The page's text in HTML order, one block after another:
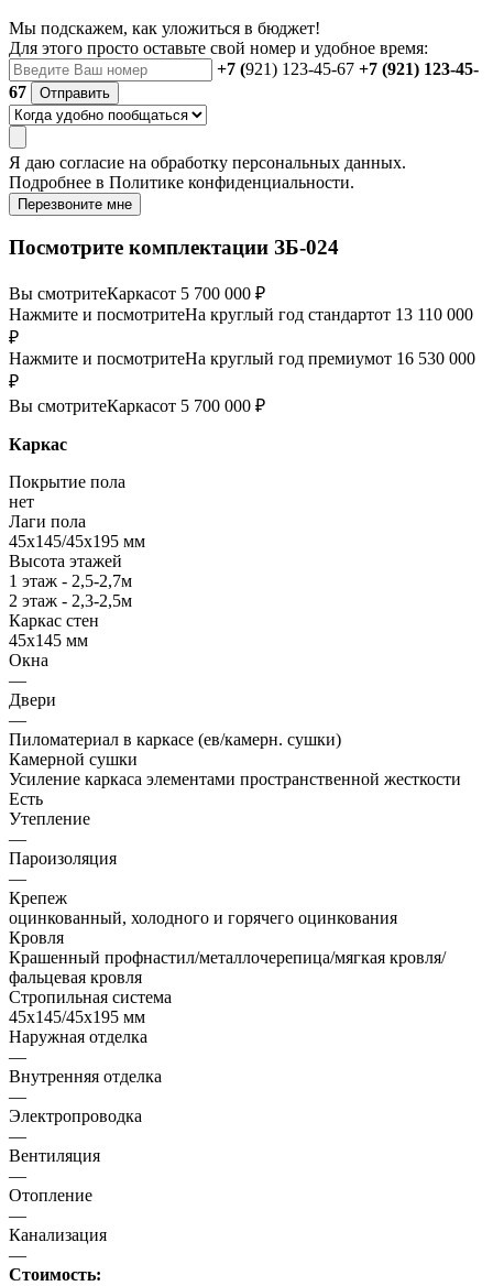
Мы подскажем, как уложиться в бюджет!
Для этого просто оставьте свой номер и удобное время:
+7 (921) 123-45-67 +7 (921) 123-45-
67
Отправить
Я даю согласие на обработку персональных данных.
Подробнее в Политике конфиденциальности.
Перезвоните мне
Посмотрите комплектации ЗБ-024
Вы смотритеКаркасот 5 700 000 ₽
Нажмите и посмотритеНа круглый год стандартот 13 110 000
₽
Нажмите и посмотритеНа круглый год премиумот 16 530 000
₽
Вы смотритеКаркасот 5 700 000 ₽
Каркас
Покрытие пола
нет
Лаги пола
45х145/45х195 мм
Высота этажей
1 этаж - 2,5-2,7м
2 этаж - 2,3-2,5м
Каркас стен
45х145 мм
Окна
—
Двери
—
Пиломатериал в каркасе (ев/камерн. сушки)
Камерной сушки
Усиление каркаса элементами пространственной жесткости
Есть
Утепление
—
Пароизоляция
—
Крепеж
оцинкованный, холодного и горячего оцинкования
Кровля
Крашенный профнастил/металлочерепица/мягкая кровля/
фальцевая кровля
Стропильная система
45х145/45х195 мм
Наружная отделка
—
Внутренняя отделка
—
Электропроводка
—
Вентиляция
—
Отопление
—
Канализация
—
Стоимость: